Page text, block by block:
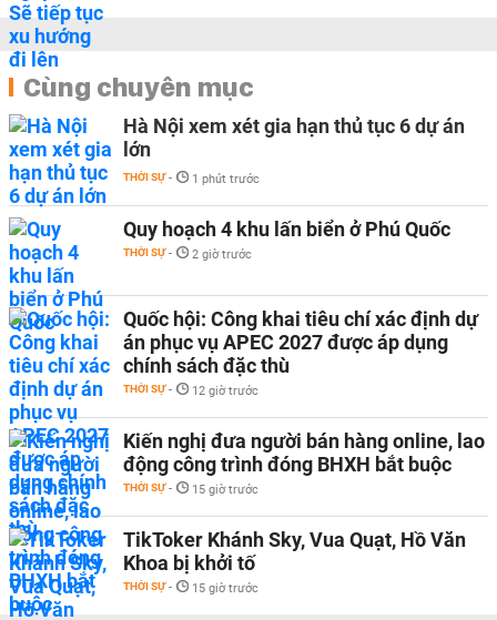
Cùng chuyên mục
Hà Nội xem xét gia hạn thủ tục 6 dự án
lớn
THỜI SỰ - 1 phút trước
Quy hoạch 4 khu lấn biển ở Phú Quốc
THỜI SỰ - 2 giờ trước
Quốc hội: Công khai tiêu chí xác định dự
án phục vụ APEC 2027 được áp dụng
chính sách đặc thù
THỜI SỰ - 12 giờ trước
Kiến nghị đưa người bán hàng online, lao
động công trình đóng BHXH bắt buộc
THỜI SỰ - 15 giờ trước
TikToker Khánh Sky, Vua Quạt, Hồ Văn
Khoa bị khởi tố
THỜI SỰ - 15 giờ trước